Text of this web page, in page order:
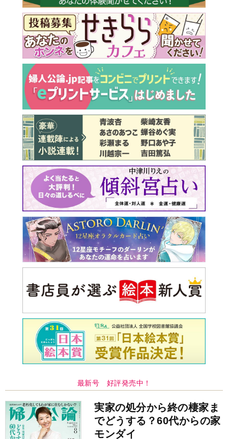
最新号 好評発売中！
実家の処分から終の棲家ま
でどうする？60代からの家
モンダイ
次号予告
バックナンバー
注目トピ
娘が姑から「離婚しなさい」と言われました
同僚の心無い言葉に気持ちが折れた